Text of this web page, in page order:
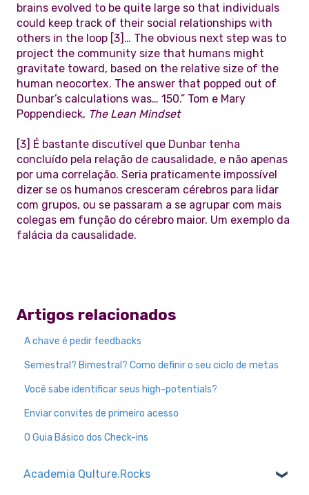
brains evolved to be quite large so that individuals
could keep track of their social relationships with
others in the loop [3]… The obvious next step was to
project the community size that humans might
gravitate toward, based on the relative size of the
human neocortex. The answer that popped out of
Dunbar’s calculations was… 150.” Tom e Mary
Poppendieck, The Lean Mindset
[3] É bastante discutível que Dunbar tenha
concluído pela relação de causalidade, e não apenas
por uma correlação. Seria praticamente impossível
dizer se os humanos cresceram cérebros para lidar
com grupos, ou se passaram a se agrupar com mais
colegas em função do cérebro maior. Um exemplo da
falácia da causalidade.
Artigos relacionados
A chave é pedir feedbacks
Semestral? Bimestral? Como definir o seu ciclo de metas
Você sabe identificar seus high-potentials?
Enviar convites de primeiro acesso
O Guia Básico dos Check-ins
Academia Qulture.Rocks